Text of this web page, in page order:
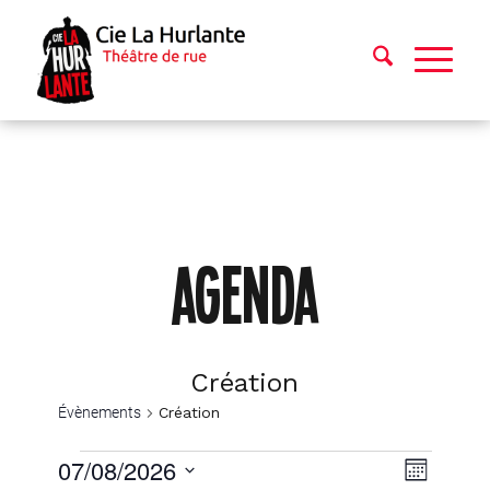
AGENDA
Création
Évènements Création
Mois
07/08/2026